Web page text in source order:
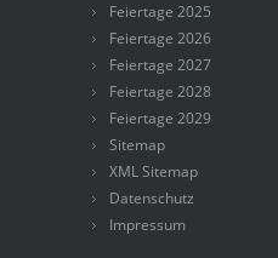
Feiertage 2025
Feiertage 2026
Feiertage 2027
Feiertage 2028
Feiertage 2029
Sitemap
XML Sitemap
Datenschutz
Impressum